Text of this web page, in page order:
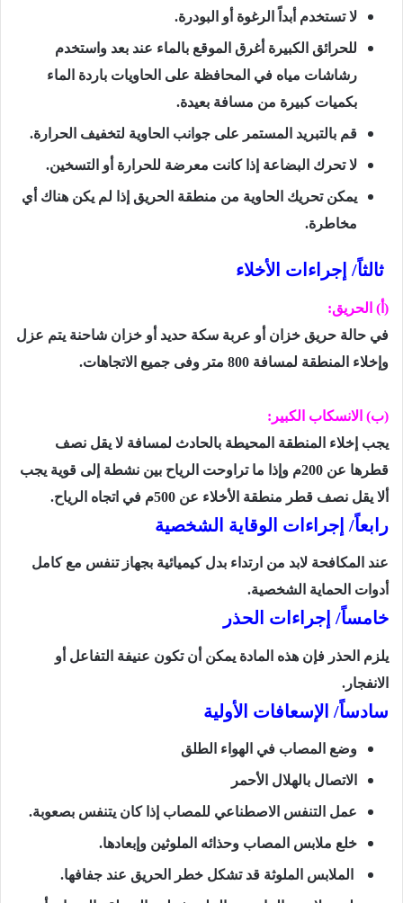
لا تستخدم أبداً الرغوة أو البودرة.
للحرائق الكبيرة أغرق الموقع بالماء عند بعد واستخدم
رشاشات مياه في المحافظة على الحاويات باردة الماء
بكميات كبيرة من مسافة بعيدة.
قم بالتبريد المستمر على جوانب الحاوية لتخفيف الحرارة.
لا تحرك البضاعة إذا كانت معرضة للحرارة أو التسخين.
يمكن تحريك الحاوية من منطقة الحريق إذا لم يكن هناك أي
مخاطرة.
ثالثاً/ إجراءات الأخلاء
(أ) الحريق:
في حالة حريق خزان أو عربة سكة حديد أو خزان شاحنة يتم عزل
وإخلاء المنطقة لمسافة 800 متر وفى جميع الاتجاهات.
(ب) الانسكاب الكبير:
يجب إخلاء المنطقة المحيطة بالحادث لمسافة لا يقل نصف
قطرها عن 200م وإذا ما تراوحت الرياح بين نشطة إلى قوية يجب
ألا يقل نصف قطر منطقة الأخلاء عن 500م في اتجاه الرياح.
رابعاً/ إجراءات الوقاية الشخصية
عند المكافحة لابد من ارتداء بدل كيميائية بجهاز تنفس مع كامل
أدوات الحماية الشخصية.
خامساً/ إجراءات الحذر
يلزم الحذر فإن هذه المادة يمكن أن تكون عنيفة التفاعل أو
الانفجار.
سادساً/ الإسعافات الأولية
وضع المصاب في الهواء الطلق
الاتصال بالهلال الأحمر
عمل التنفس الاصطناعي للمصاب إذا كان يتنفس بصعوبة.
خلع ملابس المصاب وحذائه الملوثين وإبعادها.
الملابس الملوثة قد تشكل خطر الحريق عند جفافها.